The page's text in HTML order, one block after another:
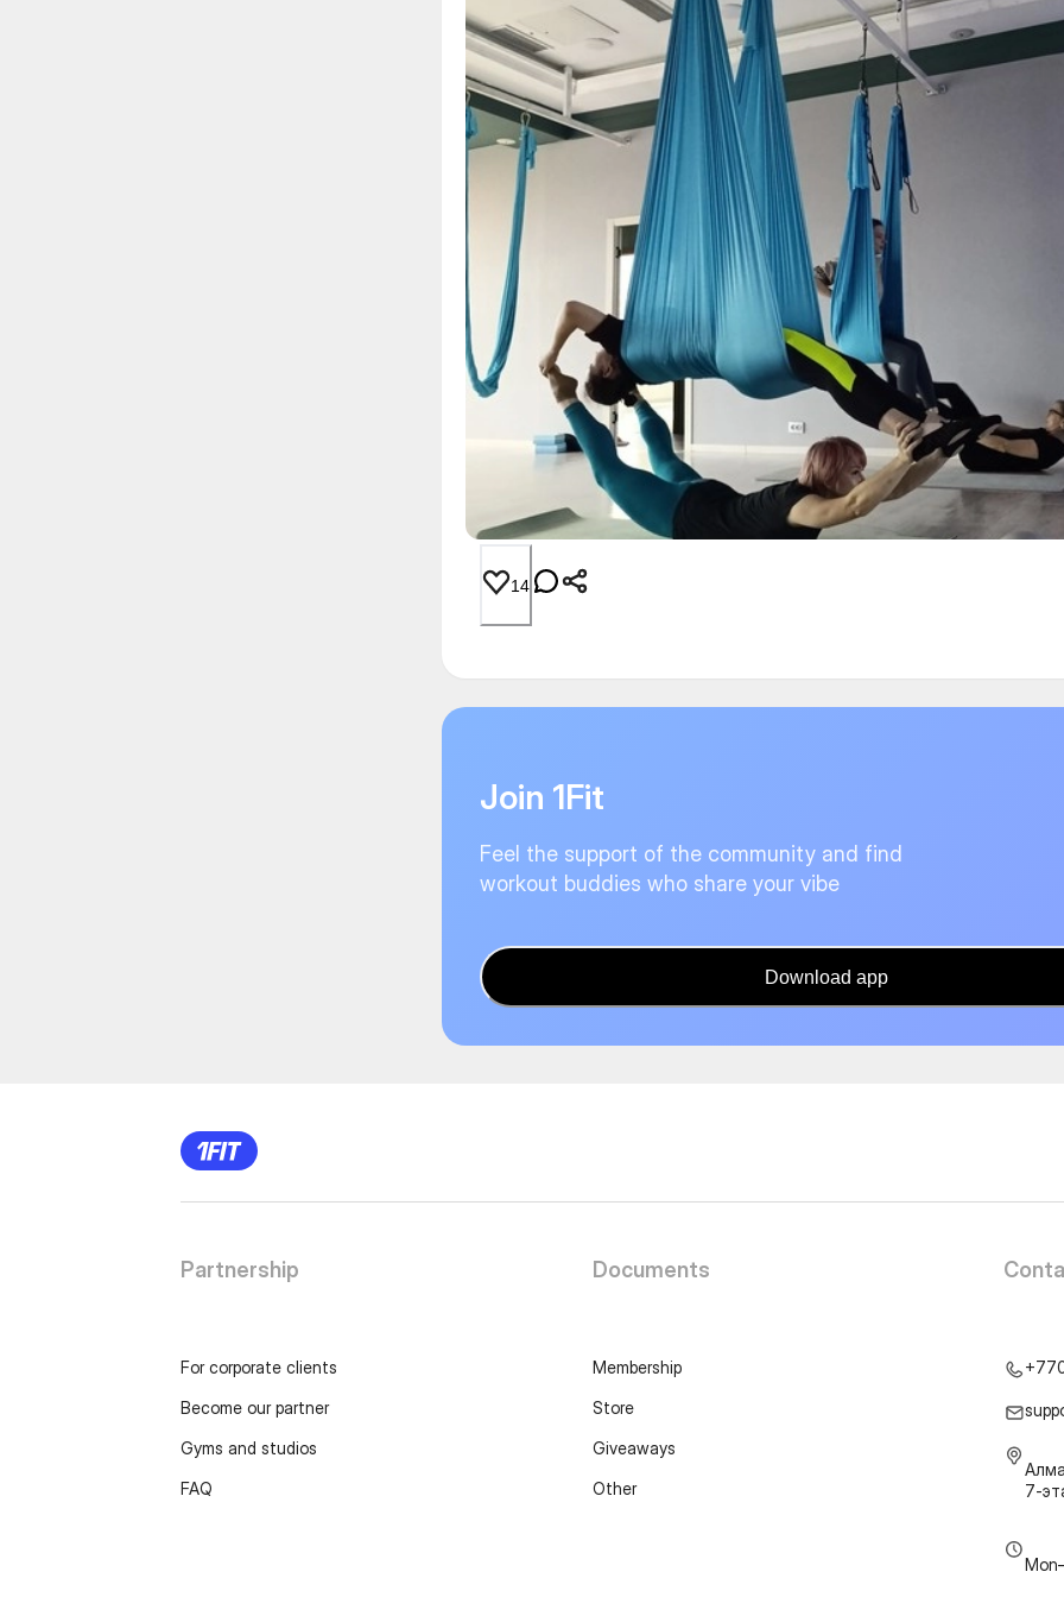
14
Join 1Fit
Feel the support of the community and find
workout buddies who share your vibe
Download app
Partnership
For corporate clients
Become our partner
Gyms and studios
FAQ
Documents
Membership
Store
Giveaways
Other
7-